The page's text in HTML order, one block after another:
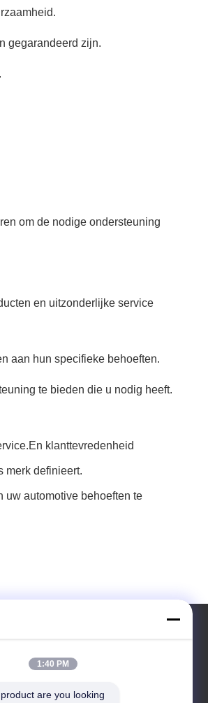
gegarandeerd zijn.
om de nodige ondersteuning
en uitzonderlijke service
aan hun specifieke behoeften.
te bieden die u nodig heeft.
klanttevredenheid
merk definieert.
uw automotive behoeften te
1:40 PM
are you looking